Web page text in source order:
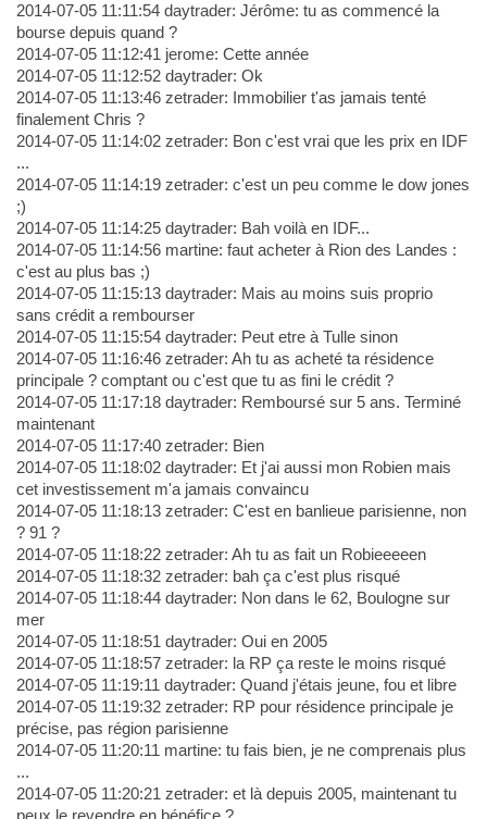
2014-07-05 11:11:54 daytrader: Jérôme: tu as commencé la
bourse depuis quand ?
2014-07-05 11:12:41 jerome: Cette année
2014-07-05 11:12:52 daytrader: Ok
2014-07-05 11:13:46 zetrader: Immobilier t'as jamais tenté
finalement Chris ?
2014-07-05 11:14:02 zetrader: Bon c'est vrai que les prix en IDF
...
2014-07-05 11:14:19 zetrader: c'est un peu comme le dow jones
;)
2014-07-05 11:14:25 daytrader: Bah voilà en IDF...
2014-07-05 11:14:56 martine: faut acheter à Rion des Landes :
c'est au plus bas ;)
2014-07-05 11:15:13 daytrader: Mais au moins suis proprio
sans crédit a rembourser
2014-07-05 11:15:54 daytrader: Peut etre à Tulle sinon
2014-07-05 11:16:46 zetrader: Ah tu as acheté ta résidence
principale ? comptant ou c'est que tu as fini le crédit ?
2014-07-05 11:17:18 daytrader: Remboursé sur 5 ans. Terminé
maintenant
2014-07-05 11:17:40 zetrader: Bien
2014-07-05 11:18:02 daytrader: Et j'ai aussi mon Robien mais
cet investissement m'a jamais convaincu
2014-07-05 11:18:13 zetrader: C'est en banlieue parisienne, non
? 91 ?
2014-07-05 11:18:22 zetrader: Ah tu as fait un Robieeeeen
2014-07-05 11:18:32 zetrader: bah ça c'est plus risqué
2014-07-05 11:18:44 daytrader: Non dans le 62, Boulogne sur
mer
2014-07-05 11:18:51 daytrader: Oui en 2005
2014-07-05 11:18:57 zetrader: la RP ça reste le moins risqué
2014-07-05 11:19:11 daytrader: Quand j'étais jeune, fou et libre
2014-07-05 11:19:32 zetrader: RP pour résidence principale je
précise, pas région parisienne
2014-07-05 11:20:11 martine: tu fais bien, je ne comprenais plus
...
2014-07-05 11:20:21 zetrader: et là depuis 2005, maintenant tu